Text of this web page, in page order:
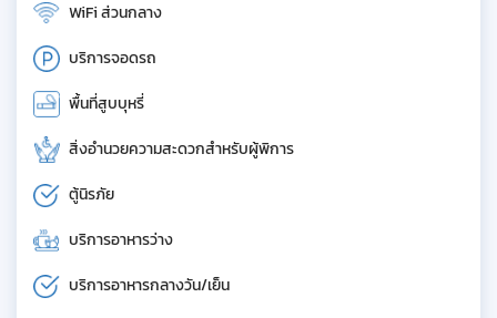
WiFi ส่วนกลาง
บริการจอดรถ
พื้นที่สูบบุหรี่
สิ่งอำนวยความสะดวกสำหรับผู้พิการ
ตู้นิรภัย
บริการอาหารว่าง
บริการอาหารกลางวัน/เย็น